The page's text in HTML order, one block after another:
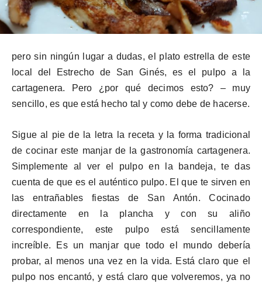
pero sin ningún lugar a dudas, el plato estrella de este
local del Estrecho de San Ginés, es el pulpo a la
cartagenera. Pero ¿por qué decimos esto? – muy
sencillo, es que está hecho tal y como debe de hacerse.
Sigue al pie de la letra la receta y la forma tradicional
de cocinar este manjar de la gastronomía cartagenera.
Simplemente al ver el pulpo en la bandeja, te das
cuenta de que es el auténtico pulpo. El que te sirven en
las entrañables fiestas de San Antón. Cocinado
directamente en la plancha y con su aliño
correspondiente, este pulpo está sencillamente
increíble. Es un manjar que todo el mundo debería
probar, al menos una vez en la vida. Está claro que el
pulpo nos encantó, y está claro que volveremos, ya no